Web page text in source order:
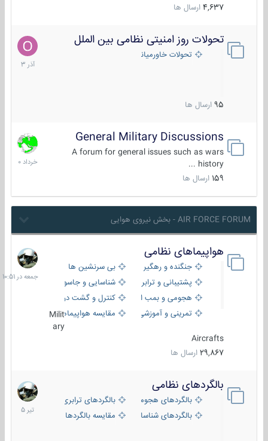
4,637 ارسال ها
تحولات روز امنیتی نظامی بین الملل
تحولات خاورمیانه
95 ارسال ها
21
آذر
1403
General Military Discussions
A forum for general issues such as wars
history ...
159 ارسال ها
10
خرداد
1400
AIR FORCE FORUM - بخش نیروی هوایی
هواپیماهای نظامی
جنگنده و رهگیر
بی سرنشین ها
پشتیبانی و ترابری
شناسایی و جاسوسی
هجومی و بمب افکن
کنترل و گشت دریایی
تمرینی و آموزشی
مقایسه هواپیماهاMilit
ary
Aircrafts
29,867 ارسال ها
جمعه
در
10:51
بالگردهای نظامی
بالگردهای هجومی
بالگردهای ترابری
بالگردهای شناسایی
مقایسه بالگردها
22
تیر
1405